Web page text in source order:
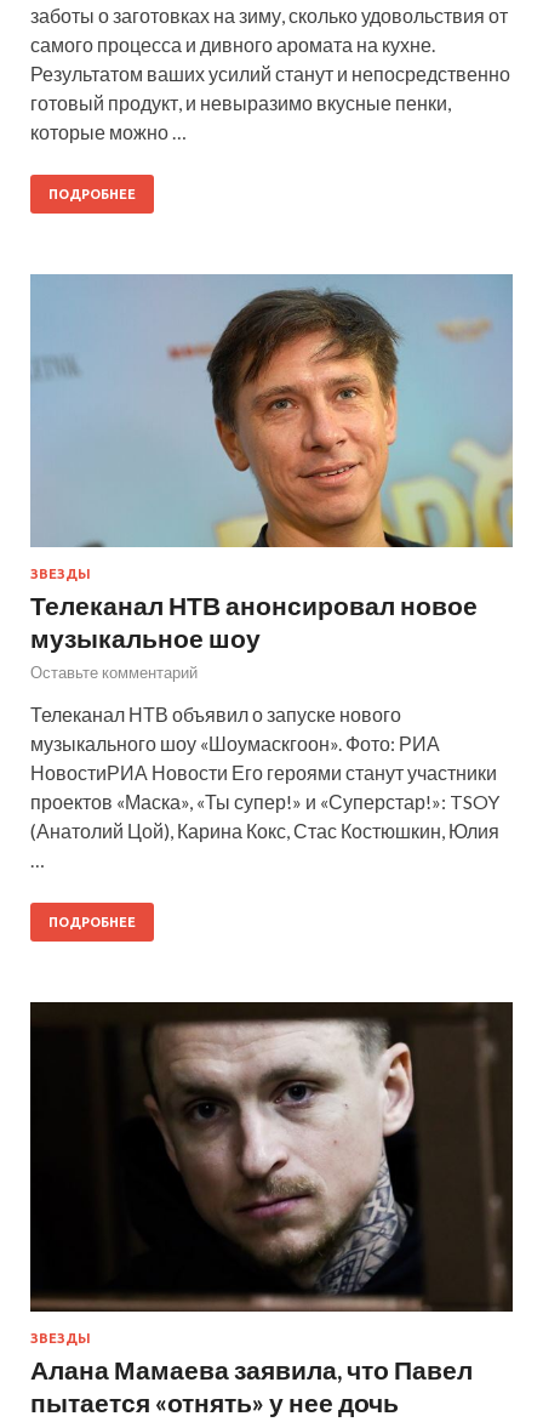
заботы о заготовках на зиму, сколько удовольствия от
самого процесса и дивного аромата на кухне.
Результатом ваших усилий станут и непосредственно
готовый продукт, и невыразимо вкусные пенки,
которые можно …
ПОДРОБНЕЕ
ЗВЕЗДЫ
Телеканал НТВ анонсировал новое
музыкальное шоу
Оставьте комментарий
Телеканал НТВ объявил о запуске нового
музыкального шоу «Шоумаскгоон». Фото: РИА
НовостиРИА Новости Его героями станут участники
проектов «Маска», «Ты супер!» и «Суперстар!»: TSOY
(Анатолий Цой), Карина Кокс, Стас Костюшкин, Юлия
ПОДРОБНЕЕ
ЗВЕЗДЫ
Алана Мамаева заявила, что Павел
пытается «отнять» у нее дочь